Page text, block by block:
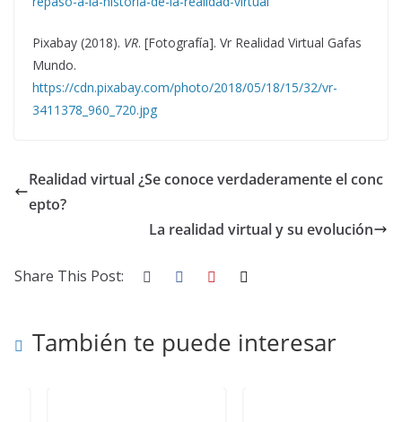
Pixabay (2018). VR. [Fotografía]. Vr Realidad Virtual Gafas
Mundo.
https://cdn.pixabay.com/photo/2018/05/18/15/32/vr-
3411378_960_720.jpg
Realidad virtual ¿Se conoce verdaderamente el conc
epto?
La realidad virtual y su evolución
Share This Post:
También te puede interesar